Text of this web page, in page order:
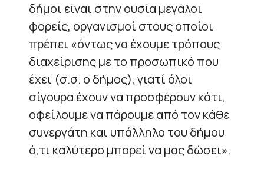
δήμοι είναι στην ουσία μεγάλοι
φορείς, οργανισμοί στους οποίοι
πρέπει «όντως να έχουμε τρόπους
διαχείρισης με το προσωπικό που
έχει (σ.σ. ο δήμος), γιατί όλοι
σίγουρα έχουν να προσφέρουν κάτι,
οφείλουμε να πάρουμε από τον κάθε
συνεργάτη και υπάλληλο του δήμου
ό,τι καλύτερο μπορεί να μας δώσει».